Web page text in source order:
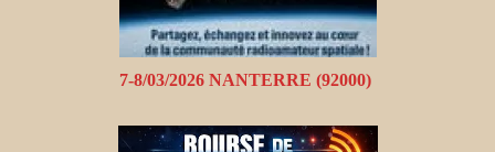
7-8/03/2026 NANTERRE (92000)